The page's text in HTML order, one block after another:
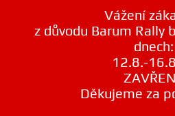
Vážení
z důvodu Barum Rally
dnech:
12.8.-
Děkujeme za